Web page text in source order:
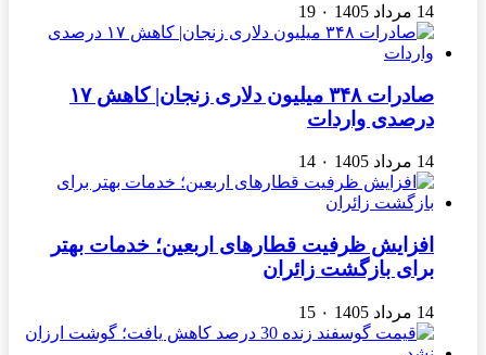
14 مرداد 1405 ۰ 19
صادرات ۳۴۸ میلیون دلاری زنجان| ‌کاهش ۱۷
درصدی واردات
14 مرداد 1405 ۰ 14
افزایش ظرفیت قطارهای اربعین؛ خدمات بهتر
برای بازگشت زائران
14 مرداد 1405 ۰ 15